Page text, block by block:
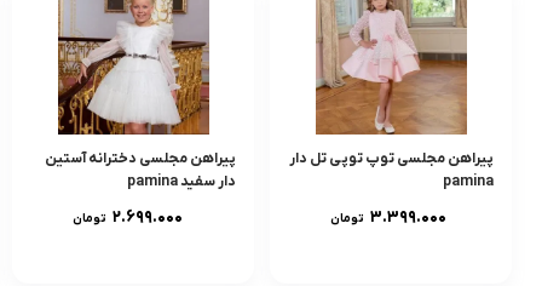
پیراهن مجلسی توپ توپی تل دار
pamina
۳.۳۹۹.۰۰۰ تومان
پیراهن مجلسی دخترانه آستین
دار سفید pamina
۲.۶۹۹.۰۰۰ تومان